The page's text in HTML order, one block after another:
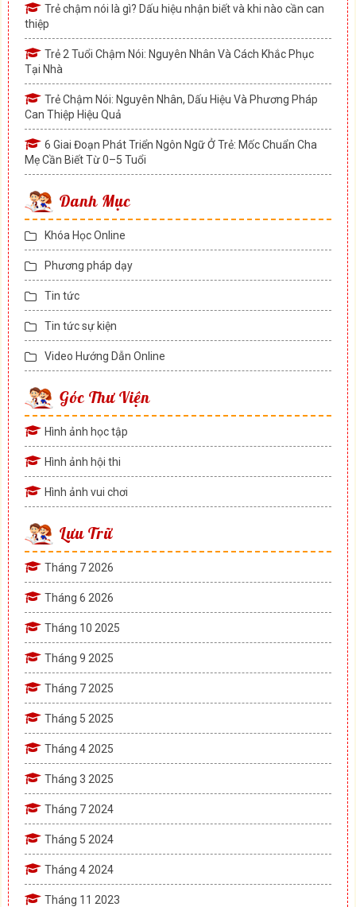
Trẻ chậm nói là gì? Dấu hiệu nhận biết và khi nào cần can
thiệp
Trẻ 2 Tuổi Chậm Nói: Nguyên Nhân Và Cách Khắc Phục
Tại Nhà
Trẻ Chậm Nói: Nguyên Nhân, Dấu Hiệu Và Phương Pháp
Can Thiệp Hiệu Quả
6 Giai Đoạn Phát Triển Ngôn Ngữ Ở Trẻ: Mốc Chuẩn Cha
Mẹ Cần Biết Từ 0–5 Tuổi
Danh Mục
Khóa Học Online
Phương pháp dạy
Tin tức
Tin tức sự kiện
Video Hướng Dẫn Online
Góc Thư Viện
Hình ảnh học tập
Hình ảnh hội thi
Hình ảnh vui chơi
Lưu Trữ
Tháng 7 2026
Tháng 6 2026
Tháng 10 2025
Tháng 9 2025
Tháng 7 2025
Tháng 5 2025
Tháng 4 2025
Tháng 3 2025
Tháng 7 2024
Tháng 5 2024
Tháng 4 2024
Tháng 11 2023